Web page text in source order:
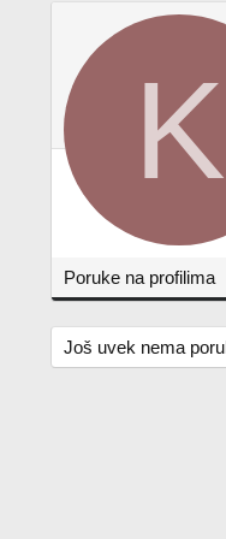
K
Poruke na profilima
Još uvek nema